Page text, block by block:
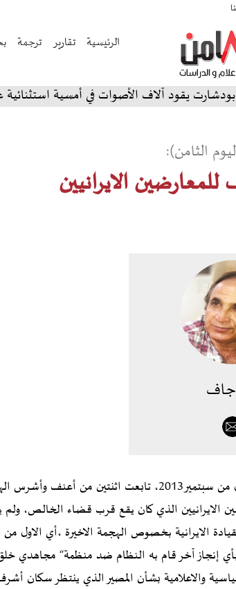
الرئيسية تقارير ترجمة
آلاف الأصوات في أمسية استثنائية على
الثامن):
الايرانيين
جاف
في 8 ابريل2011، والاول من سبتمير2013، تابعت
الايرانيين الذي كان يقع قرب قضاء الخالص،
إنجاز آخر قام به النظام ضد منظمة“ مجاهدي
والاعلامية بشأن المصير الذي ينتظر سكان